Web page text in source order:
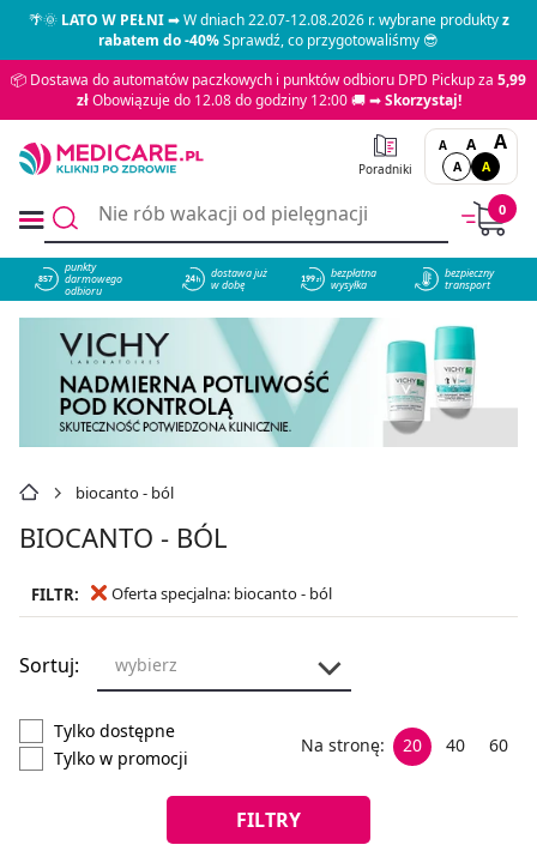
🌴🌞LATO W PEŁNI➡ W dniach 22.07-12.08.2026 r. wybrane produktyz
rabatem do -40%Sprawdź, co przygotowaliśmy 😎
📦 Dostawa do automatów paczkowych i punktów odbioru DPD Pickup za 5,99
złObowiązuje do 12.08 do godziny 12:00 🚚 ➡Skorzystaj!
Poradniki
A A A
A A
0
857
punkty
darmowego
odbioru
dostawa już
w dobę
bezpłatna
wysyłka
bezpieczny
transport
biocanto - ból
BIOCANTO - BÓL
FILTR: Oferta specjalna: biocanto - ból
Sortuj: wybierz
Tylko dostępne
Tylko w promocji
Na stronę: 20 40 60
FILTRY